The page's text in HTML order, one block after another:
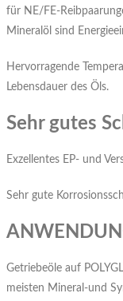
für NE/FE-
Mineralöl sind
Hervorragende
Lebensdauer des Öls.
Sehr gutes
Exzellentes EP- und
Sehr gute
Getriebeöle auf
meisten Mineral-und